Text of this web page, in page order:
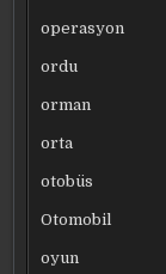
operasyon
ordu
orman
orta
otobüs
Otomobil
oyun